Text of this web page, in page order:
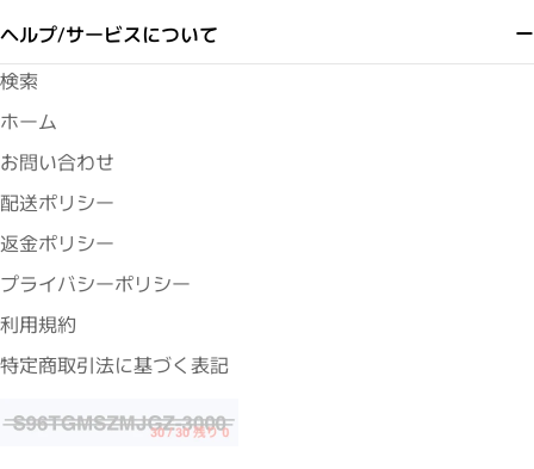
ヘルプ/サービスについて
検索
ホーム
お問い合わせ
配送ポリシー
返金ポリシー
プライバシーポリシー
利用規約
特定商取引法に基づく表記